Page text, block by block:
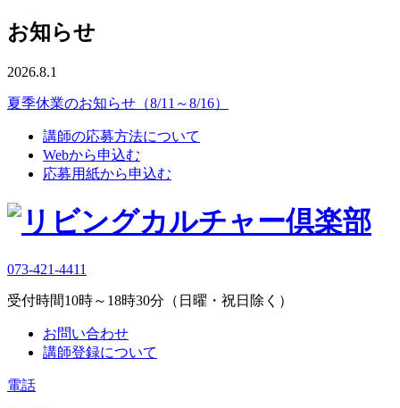
お知らせ
2026.8.1
夏季休業のお知らせ（8/11～8/16）
講師の応募方法について
Webから申込む
応募用紙から申込む
073-421-4411
受付時間10時～18時30分（日曜・祝日除く）
お問い合わせ
講師登録について
電話